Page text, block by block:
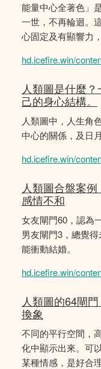
能量中心全著色」
一世，不再輪迴。
心固定及有顯響力
hd.icefire.win/
人類圖是什麼
己的身心結構。
人類圖中，人生角
中心的關係，及日
hd.icefire.win/
人類圖合盤案
感情不和
女友閘門60，認為
男友閘門3，總覺
能衝動結婚。
hd.icefire.win/
人類圖的64閘
換象
不同的平行空間，
化中顯示出來。可
某種情感，是好合